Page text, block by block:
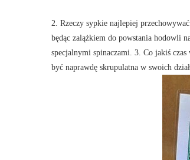
2. Rzeczy sypkie najlepiej
będąc zalążkiem do powstania hodowli
specjalnymi spinaczami. 3. Co jakiś czas
być naprawdę skrupulatna w swoich